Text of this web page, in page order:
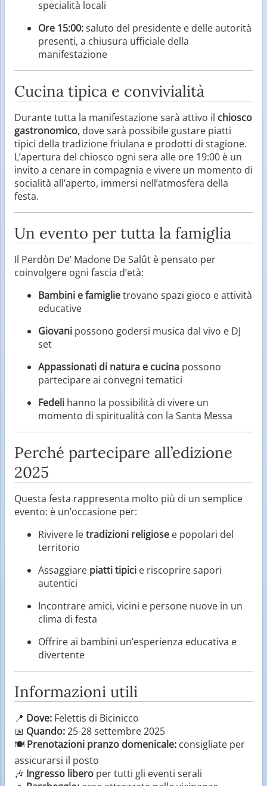
specialità locali
Ore 15:00:saluto del presidente e delle autorità
presenti, a chiusura ufficiale della
manifestazione
Cucina tipica e convivialità
Durante tutta la manifestazione sarà attivo il chiosco
gastronomico, dove sarà possibile gustare piatti
tipici della tradizione friulana e prodotti di stagione.
L’apertura del chiosco ogni sera alle ore 19:00 è un
invito a cenare in compagnia e vivere un momento di
socialità all’aperto, immersi nell’atmosfera della
festa.
Un evento per tutta la famiglia
Il Perdòn De’ Madone De Salût è pensato per
coinvolgere ogni fascia d’età:
Bambini e famiglietrovano spazi gioco e attività
educative
Giovani possono godersi musica dal vivo e DJ
set
Appassionati di natura e cucina possono
partecipare ai convegni tematici
Fedeli hanno la possibilità di vivere un
momento di spiritualità con la Santa Messa
Perché partecipare all’edizione
2025
Questa festa rappresenta molto più di un semplice
evento: è un’occasione per:
Rivivere letradizioni religiose e popolari del
territorio
Assaggiare piatti tipici e riscoprire sapori
autentici
Incontrare amici, vicini e persone nuove in un
clima di festa
Offrire ai bambini un’esperienza educativa e
divertente
Informazioni utili
📍 Dove: Felettis di Bicinicco
📅 Quando:25-28 settembre 2025
🍽 Prenotazioni pranzo domenicale: consigliate per
assicurarsi il posto
🎶 Ingresso libero per tutti gli eventi serali